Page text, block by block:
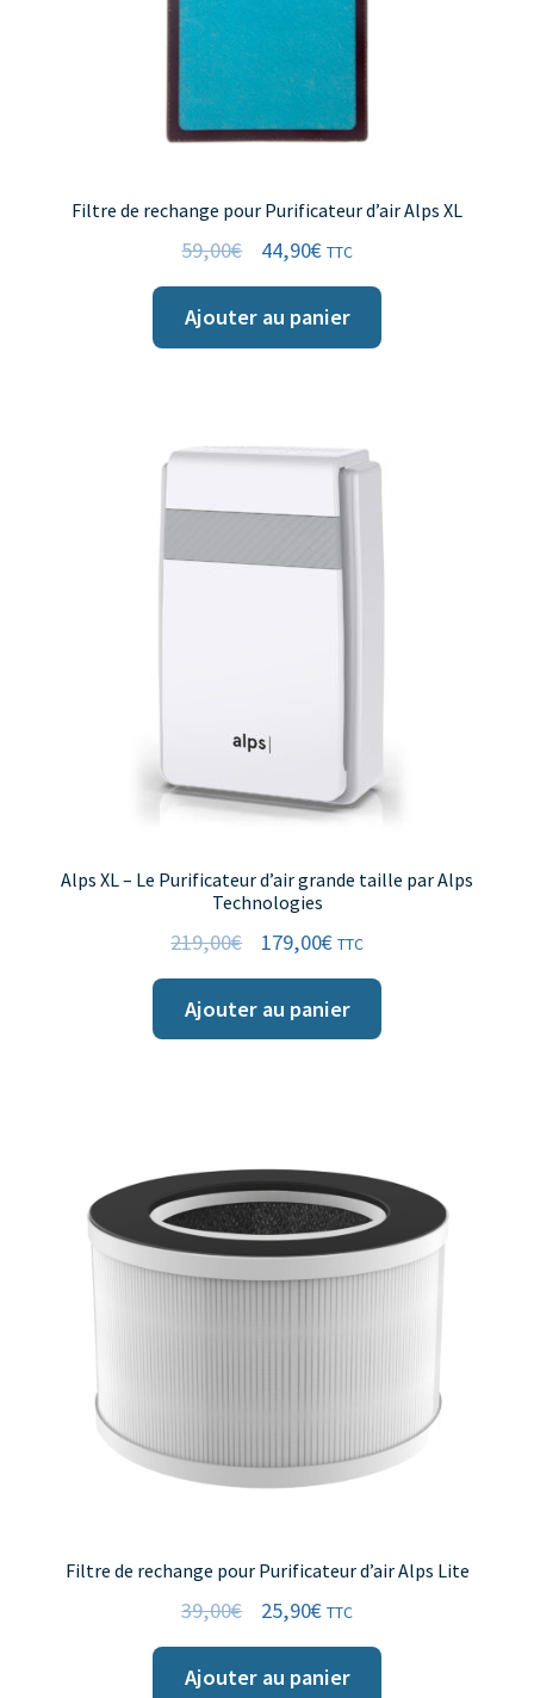
Filtre de rechange pour Purificateur d’air Alps XL
59,00€ 44,90€ TTC
Ajouter au panier
Alps XL – Le Purificateur d’air grande taille par Alps
Technologies
219,00€ 179,00€ TTC
Ajouter au panier
Filtre de rechange pour Purificateur d’air Alps Lite
39,00€ 25,90€ TTC
Ajouter au panier